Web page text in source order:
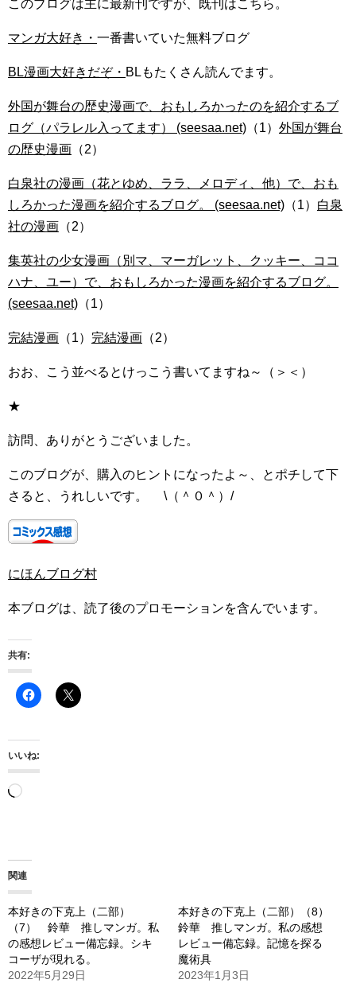
このブログは主に最新刊ですが、既刊はこちら。
マンガ大好き・ 一番書いていた無料ブログ
BL漫画大好きだぞ・ BLもたくさん読んでます。
外国が舞台の歴史漫画で、おもしろかったのを紹介するブ
ログ（パラレル入ってます） (seesaa.net) （1） 外国が舞台
の歴史漫画 （2）
白泉社の漫画（花とゆめ、ララ、メロディ、他）で、おも
しろかった漫画を紹介するブログ。 (seesaa.net) （1） 白泉
社の漫画 （2）
集英社の少女漫画（別マ、マーガレット、クッキー、ココ
ハナ、ユー）で、おもしろかった漫画を紹介するブログ。
(seesaa.net) （1）
完結漫画 （1） 完結漫画 （2）
おお、こう並べるとけっこう書いてますね～（＞＜）
★
訪問、ありがとうございました。
このブログが、購入のヒントになったよ～、とポチして下
さると、うれしいです。 \（＾０＾）/
にほんブログ村
本ブログは、読了後のプロモーションを含んでいます。
共有:
いいね:
読
み
中…
関連
本好きの下克上（二部）
（7） 鈴華 推しマンガ。私
の感想レビュー備忘録。シキ
コーザが現れる。
2022年5月29日
本好きの下克上（二部）（8）
鈴華 推しマンガ。私の感想
レビュー備忘録。記憶を探る
魔術具
2023年1月3日